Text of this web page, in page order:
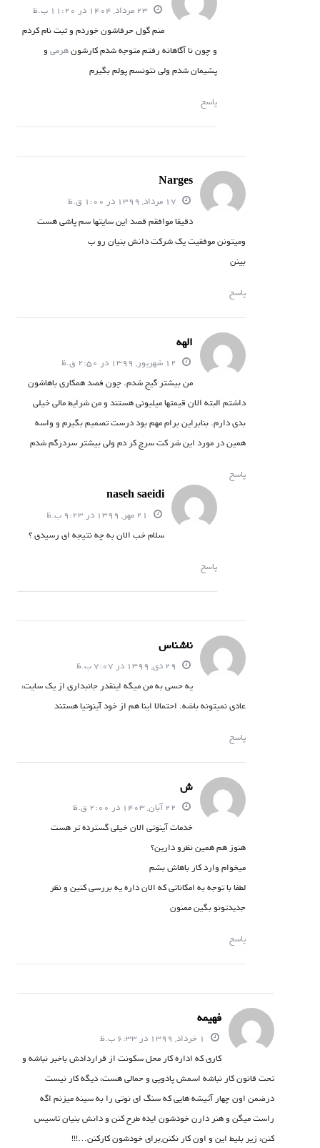
23 مرداد, 1404 در 11:20 ب.ظ
منم گول حرفاشون خوردم و ثبت نام کردم
و چون نا آگاهانه رفتم متوجه شدم کارشونهرمی و
پشیمان شدم ولی نتونسم پولم بگیرم
پاسخ
Narges
دقیقا موافقم قصد این سایتها سم پاشی هست
ومیتونن موفقیت یک شرکت دانش بنیان رو ب
بینن
پاسخ
الهه
من بیشتر گیج شدم. چون فصد همکاری باهاشون
داشتم البته الان قیمتها میلیونی هستند و من شرایط مالی خیلی
بدی دارم. بنابراین برام مهم بود درست تصمیم بگیرم و واسه
همین در مورد این شر کت سرچ کر دم ولی بیشتر سردرگم شدم
پاسخ
naseh saeidi
سلام خب الان به چه نتیجه ای رسیدی ؟
پاسخ
ناشناس
یه حسی به من میگه اینقدر جانبداری از یک سایت،
عادی نمیتونه باشه. احتمالا اینا هم از خود آینوتیا هستند
پاسخ
ش
خدمات آینوتی الان خیلی گسترده تر هست
هنوز هم همین نظرو دارین؟
میخوام وارد کار باهاش بشم
لطفا با توجه به امکاناتی که الان داره یه بررسی کنین و نظر
جدیدتونو بگین ممنون
پاسخ
فهیمه
کاری که اداره کار محل سکونت از قراردادش باخبر نباشه و
تحت قانون کار نباشه اسمش پادویی و حمالی هست، دیگه کار نیست
درضمن اون چهار آتیشه هایی که سنگ ای نوتی را به سینه میزنم اگه
راست میگن و هنر دارن خودشون ایده طرح کنن و دانش بنیان تاسیس
کنن، زیر بلیط این و اون کار نکنن,برای خودشون کارکنن…!!!